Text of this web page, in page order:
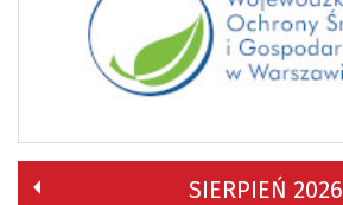
SIERPIEŃ 2026